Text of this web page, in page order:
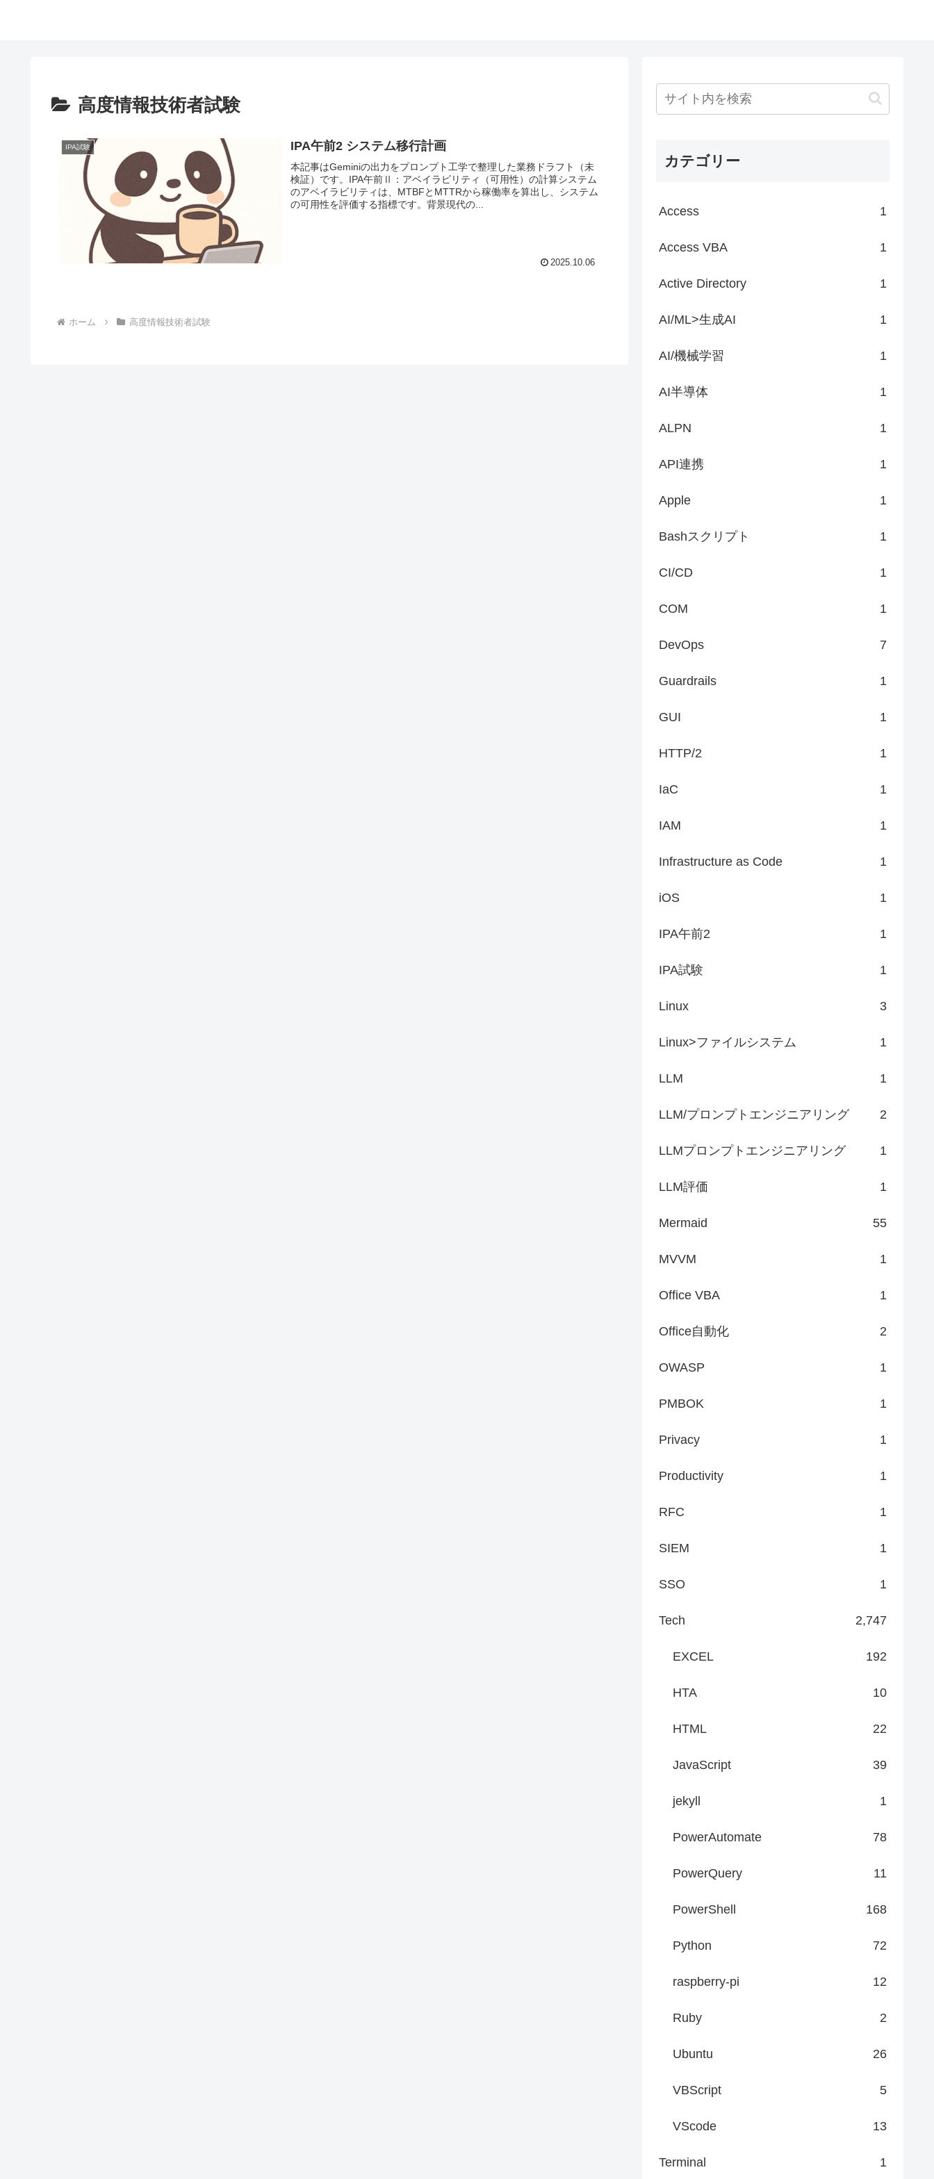
高度情報技術者試験
IPA試験 IPA午前2 システム移行計画
本記事はGeminiの出力をプロンプト工学で整理した業務ドラフト（未
検証）です。IPA午前Ⅱ：アベイラビリティ（可用性）の計算システム
のアベイラビリティは、MTBFとMTTRから稼働率を算出し、システム
の可用性を評価する指標です。背景現代の...
2025.10.06
ホーム 高度情報技術者試験
カテゴリー
Access 1
Access VBA 1
Active Directory 1
AI/ML>生成AI 1
AI/機械学習 1
AI半導体 1
ALPN 1
API連携 1
Apple 1
Bashスクリプト 1
CI/CD 1
COM 1
DevOps 7
Guardrails 1
GUI 1
HTTP/2 1
IaC 1
IAM 1
Infrastructure as Code 1
iOS 1
IPA午前2 1
IPA試験 1
Linux 3
Linux>ファイルシステム 1
LLM 1
LLM/プロンプトエンジニアリング 2
LLMプロンプトエンジニアリング 1
LLM評価 1
Mermaid 55
MVVM 1
Office VBA 1
Office自動化 2
OWASP 1
PMBOK 1
Privacy 1
Productivity 1
RFC 1
SIEM 1
SSO 1
Tech 2,747
EXCEL 192
HTA 10
HTML 22
JavaScript 39
jekyll 1
PowerAutomate 78
PowerQuery 11
PowerShell 168
Python 72
raspberry-pi 12
Ruby 2
Ubuntu 26
VBScript 5
VScode 13
Terminal 1